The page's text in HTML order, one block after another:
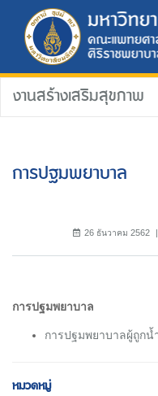
งานสร้างเสริมสุขภาพ
การปฐมพยาบาล
26 ธันวาคม 2562
การปฐมพยาบาล
การปฐมพยาบาลผู้ถูก
หมวดหมู่